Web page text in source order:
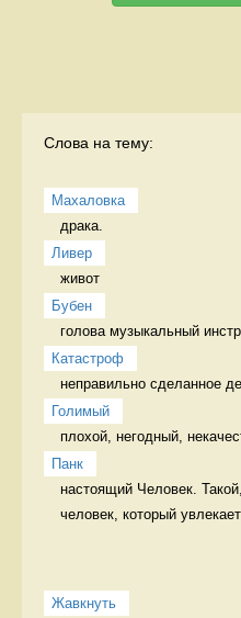
Слова на тему:
Махаловка
драка.
Ливер
живот
Бубен
голова музыкальный
Катастроф
неправильно сделанное
Голимый
плохой, негодный,
Панк
настоящий Человек.
человек, который
Жавкнуть